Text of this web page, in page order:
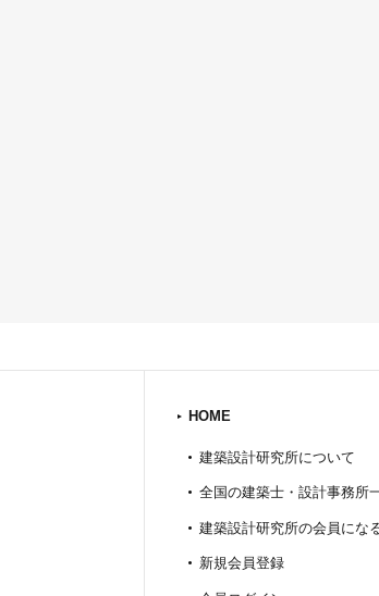
HOME
建築設計研究所について
全国の建築士・設計事務所
建築設計研究所の会員にな
新規会員登録